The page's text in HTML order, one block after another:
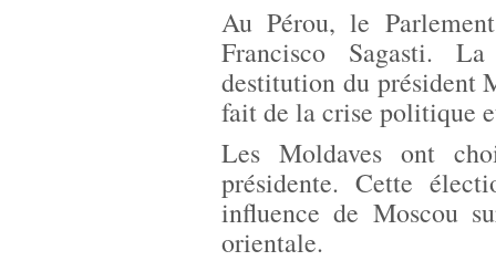
Au Pérou, le
Francisco Sagasti.
destitution du président
fait de la crise politique
Les Moldaves ont
présidente. Cette
influence de Moscou
orientale.